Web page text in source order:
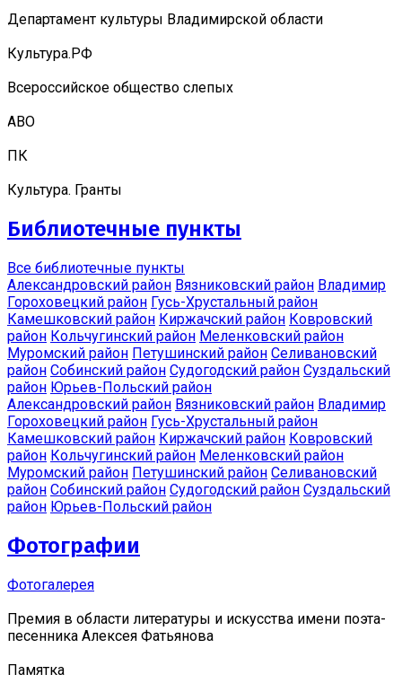
Департамент культуры Владимирской области
Культура.РФ
Всероссийское общество слепых
АВО
ПК
Культура. Гранты
Библиотечные пункты
Все библиотечные пункты
Александровский район Вязниковский район Владимир
Гороховецкий район Гусь-Хрустальный район
Камешковский район Киржачский район Ковровский
район Кольчугинский район Меленковский район
Муромский район Петушинский район Селивановский
район Собинский район Судогодский район Суздальский
район Юрьев-Польский район
Александровский район Вязниковский район Владимир
Гороховецкий район Гусь-Хрустальный район
Камешковский район Киржачский район Ковровский
район Кольчугинский район Меленковский район
Муромский район Петушинский район Селивановский
район Собинский район Судогодский район Суздальский
район Юрьев-Польский район
Фотографии
Фотогалерея
Премия в области литературы и искусства имени поэта-
песенника Алексея Фатьянова
Памятка